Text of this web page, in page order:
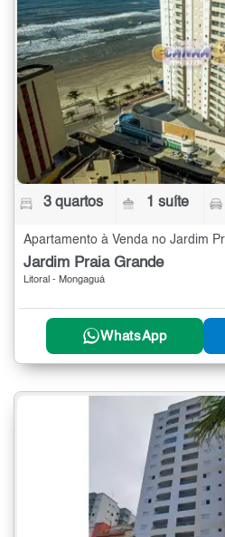
3 quartos 1 suíte
Jardim Praia Grande
Litoral - Mongaguá
WhatsApp